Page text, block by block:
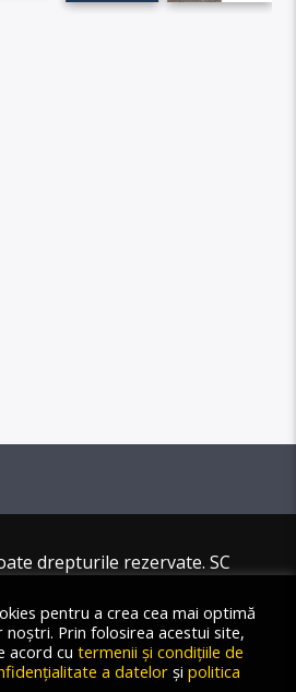
drepturile rezervate. SC
pentru a crea cea mai optimă
Prin folosirea acestui site,
acord cu termenii și condițiile de
a datelor și politica